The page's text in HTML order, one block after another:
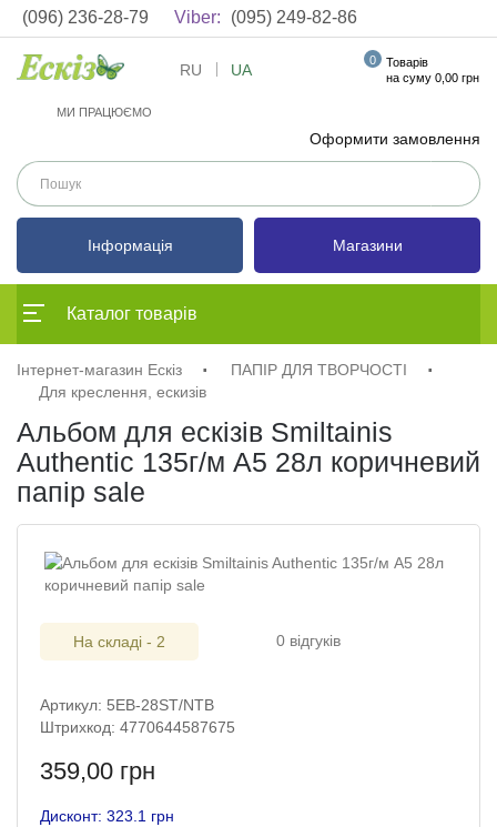
(096) 236-28-79 Viber: (095) 249-82-86
МИ ПРАЦЮЄМО
Оформити замовлення
RU UA Товарів
0
на суму 0,00 грн
Інформація Магазини
Каталог товарів
Інтернет-магазин Ескіз
ПАПІР ДЛЯ ТВОРЧОСТІ
Для креслення, ескизів
Альбом для ескізів Smiltainis
Authentic 135г/м A5 28л коричневий
папір sale
На складі - 2 0 відгуків
Артикул: 5EB-28ST/NTB
Штрихкод: 4770644587675
359,00 грн
Дисконт: 323.1 грн